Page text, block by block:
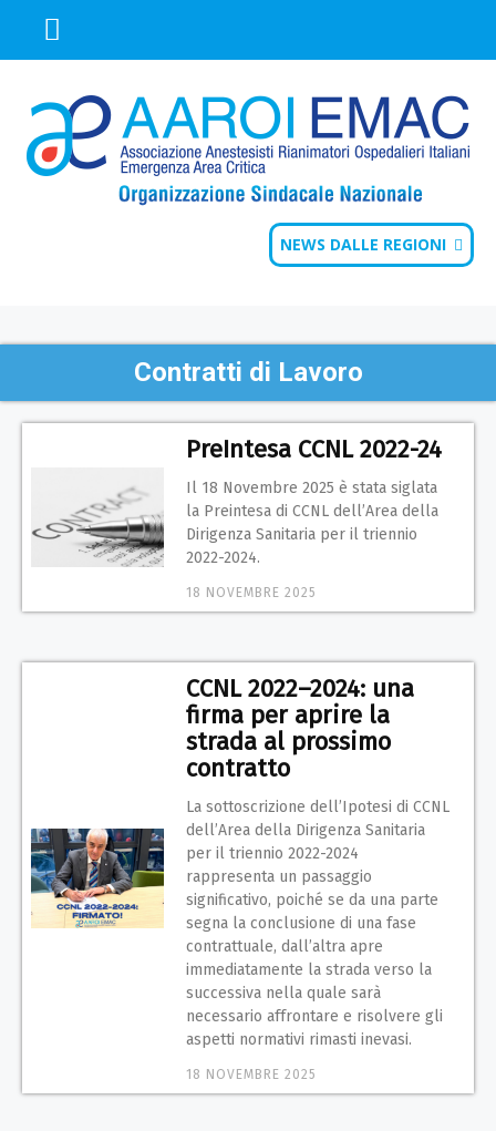
NEWS DALLE REGIONI
Contratti di Lavoro
PreIntesa CCNL 2022-24
Il 18 Novembre 2025 è stata siglata
la Preintesa di CCNL dell’Area della
Dirigenza Sanitaria per il triennio
2022-2024.
18 NOVEMBRE 2025
CCNL 2022–2024: una
firma per aprire la
strada al prossimo
contratto
La sottoscrizione dell’Ipotesi di CCNL
dell’Area della Dirigenza Sanitaria
per il triennio 2022-2024
rappresenta un passaggio
significativo, poiché se da una parte
segna la conclusione di una fase
contrattuale, dall’altra apre
immediatamente la strada verso la
successiva nella quale sarà
necessario affrontare e risolvere gli
aspetti normativi rimasti inevasi.
18 NOVEMBRE 2025